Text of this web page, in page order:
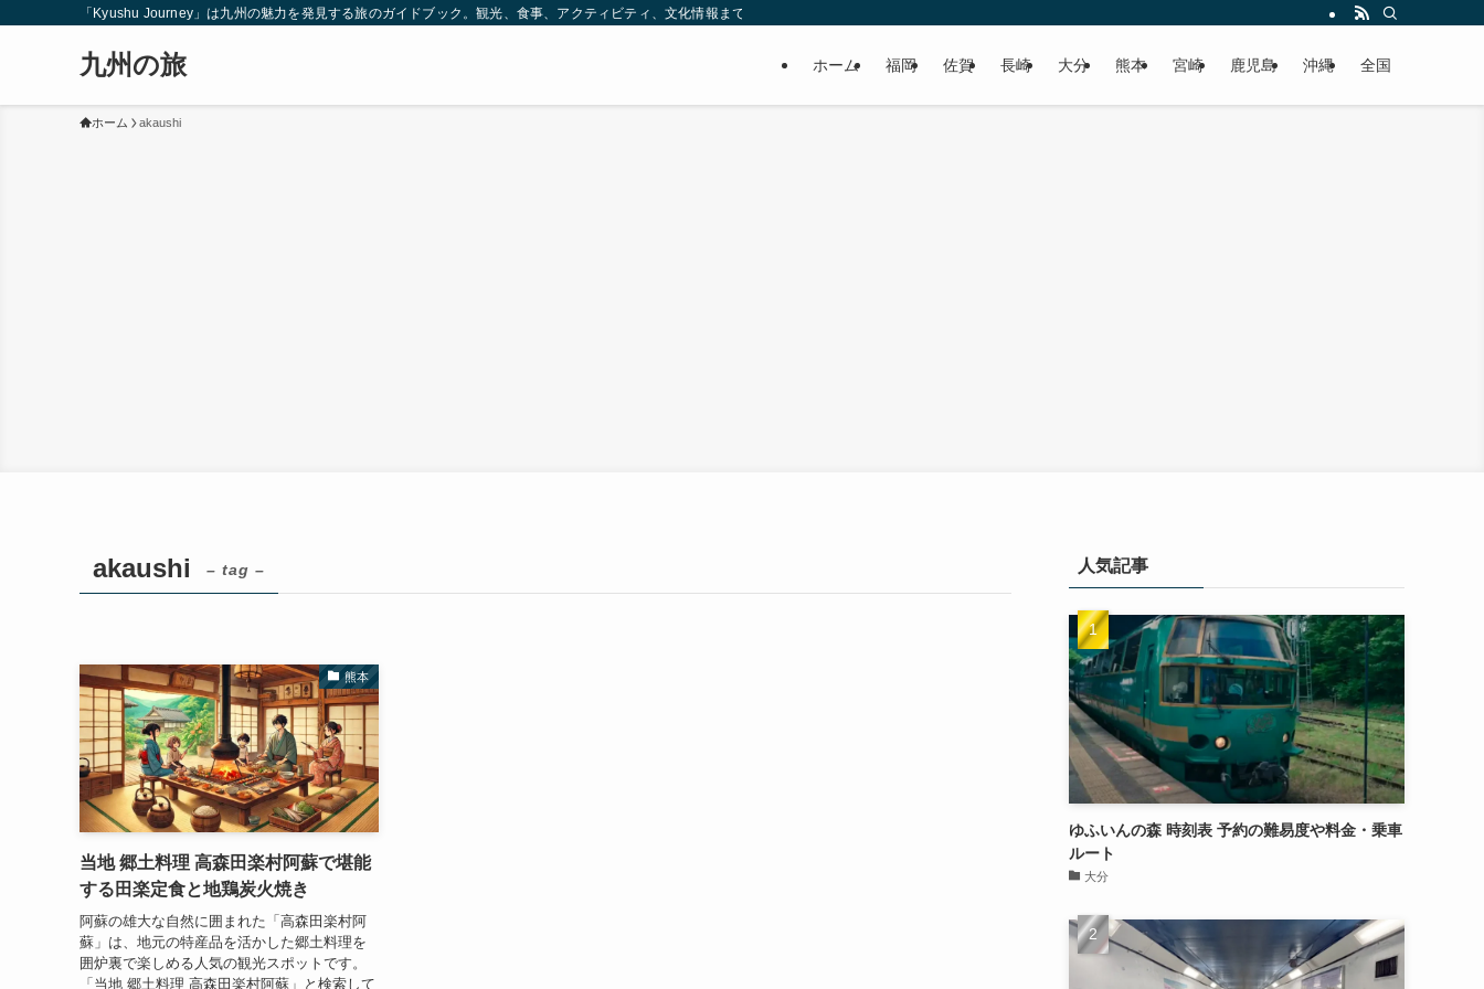
「Kyushu Journey」は九州の魅力を発見する旅のガイドブック。観光、食事、アクティビティ、文化情報まで、九州をもっと楽しむための情報をお届けします！
九州の旅 ホーム 福岡 佐賀 長崎 大分 熊本 宮崎 鹿児島 沖縄 全国
ホーム akaushi
akaushi – tag –
熊本
当地 郷土料理 高森田楽村阿蘇で堪能
する田楽定食と地鶏炭火焼き
阿蘇の雄大な自然に囲まれた「高森田楽村阿
蘇」は、地元の特産品を活かした郷土料理を
囲炉裏で楽しめる人気の観光スポットです。
「当地 郷土料理 高森田楽村阿蘇」と検索して
人気記事
ゆふいんの森 時刻表 予約の難易度や料金・乗車
ルート
大分